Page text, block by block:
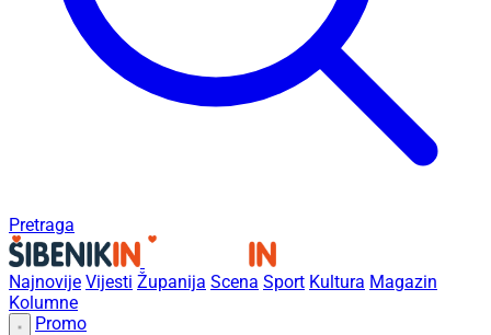
Pretraga
Najnovije Vijesti Županija Scena Sport Kultura Magazin
Kolumne
Promo